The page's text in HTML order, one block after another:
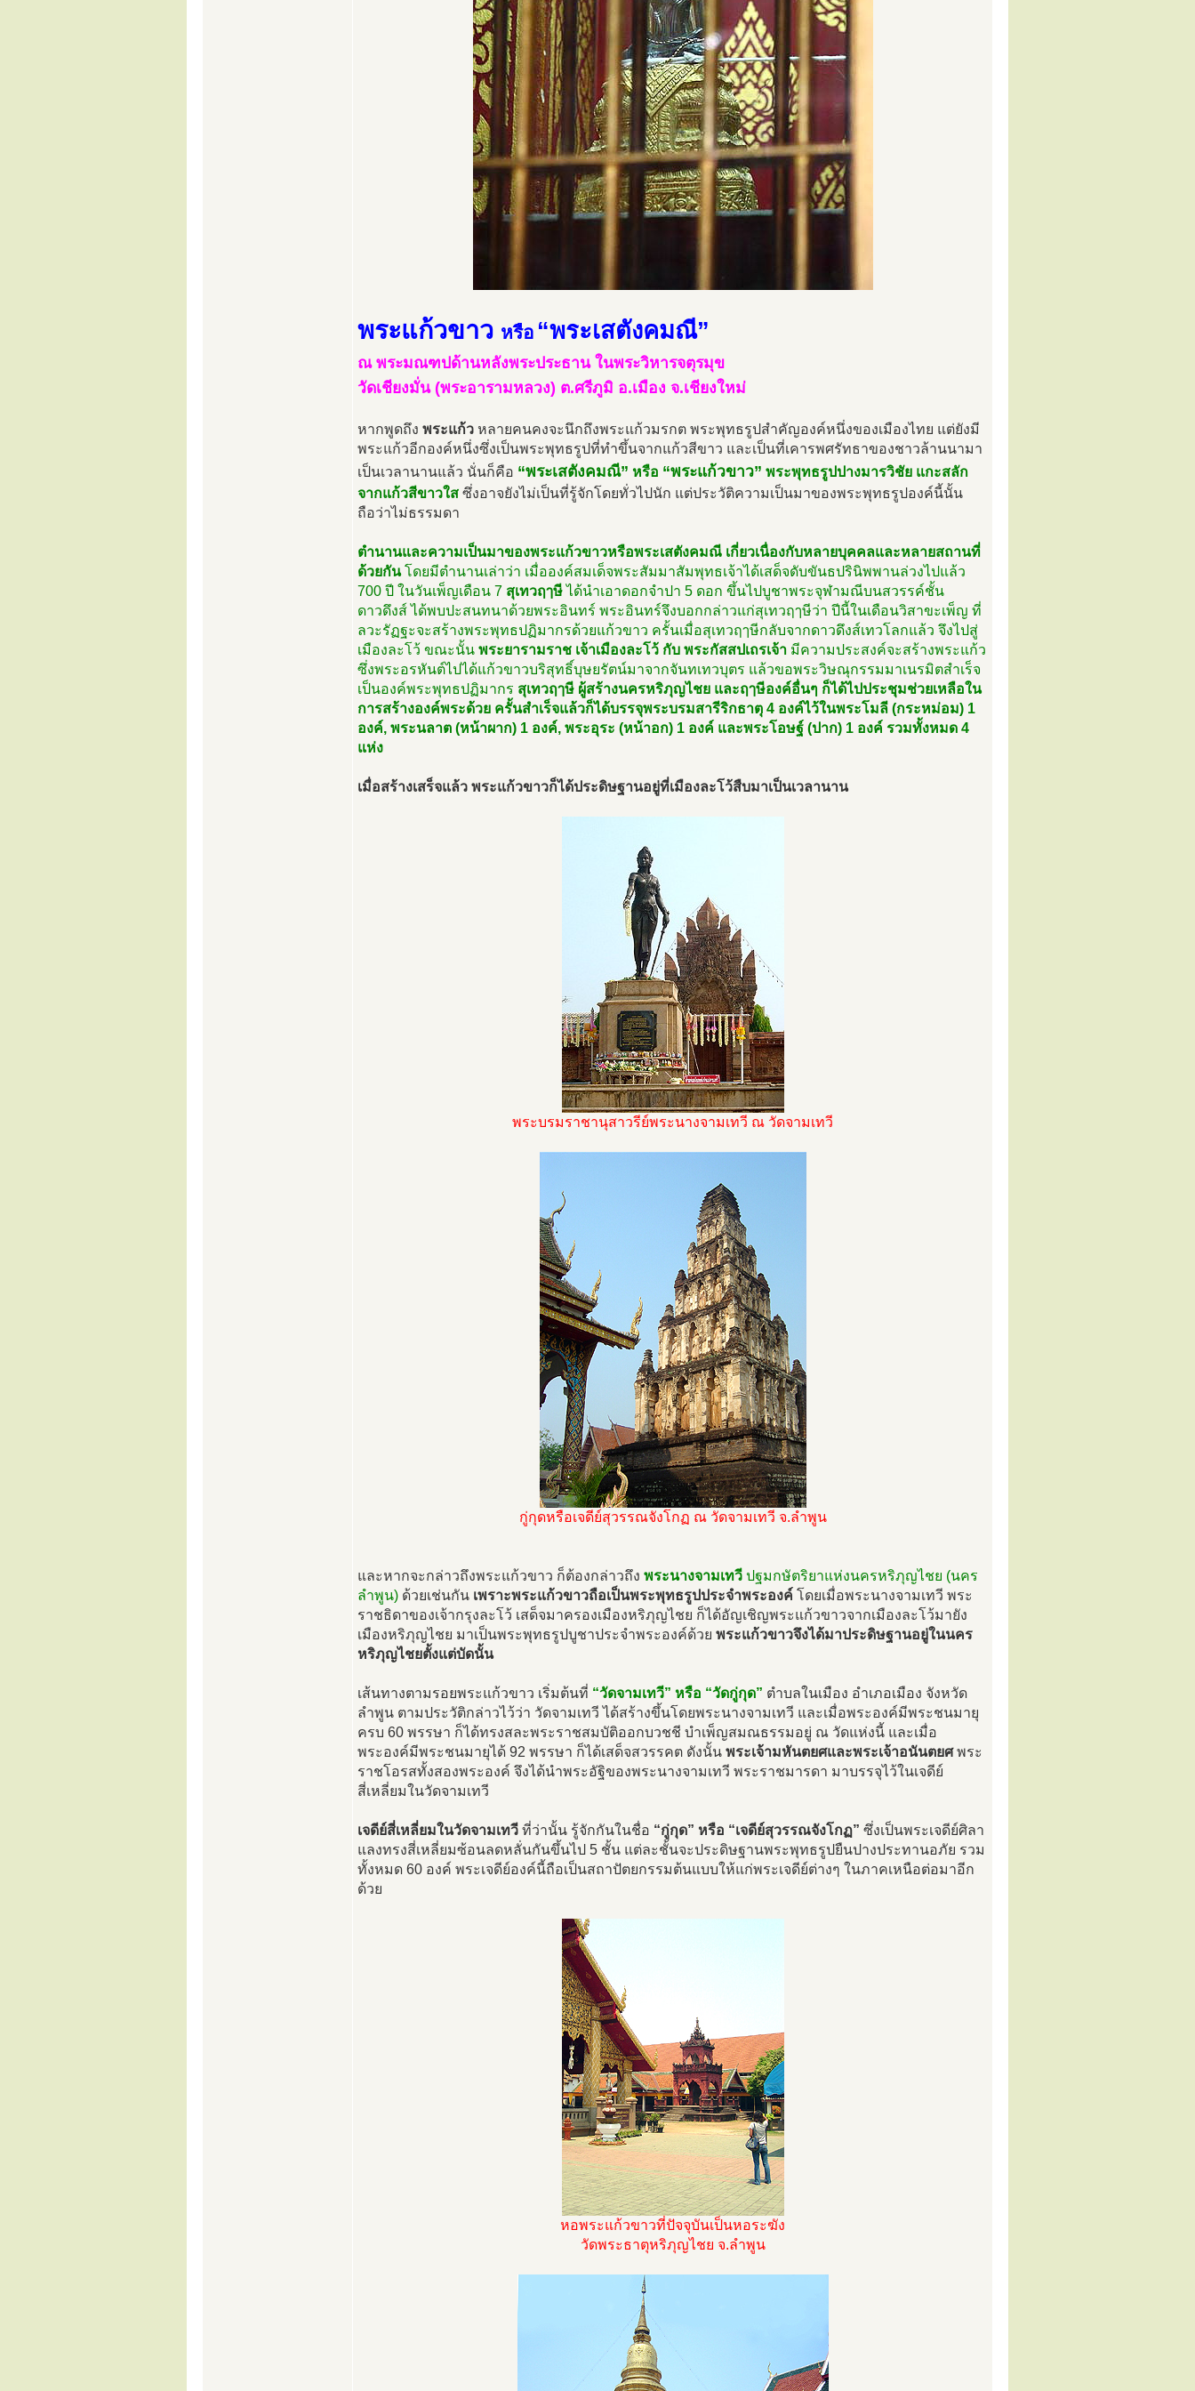
พระแก้วขาว หรือ “พระเสตังคมณี”
ณ พระมณฑปด้านหลังพระประธาน ในพระวิหารจตุรมุข
วัดเชียงมั่น (พระอารามหลวง) ต.ศรีภูมิ อ.เมือง จ.เชียงใหม่
หากพูดถึง พระแก้ว หลายคนคงจะนึกถึงพระแก้วมรกต พระพุทธรูปสำคัญองค์หนึ่งของเมืองไทย แต่ยังมี
พระแก้วอีกองค์หนึ่งซึ่งเป็นพระพุทธรูปที่ทำขึ้นจากแก้วสีขาว และเป็นที่เคารพศรัทธาของชาวล้านนามา
เป็นเวลานานแล้ว นั่นก็คือ “พระเสตังคมณี” หรือ “พระแก้วขาว” พระพุทธรูปปางมารวิชัย แกะสลัก
จากแก้วสีขาวใส ซึ่งอาจยังไม่เป็นที่รู้จักโดยทั่วไปนัก แต่ประวัติความเป็นมาของพระพุทธรูปองค์นี้นั้น
ถือว่าไม่ธรรมดา
ตำนานและความเป็นมาของพระแก้วขาวหรือพระเสตังคมณี เกี่ยวเนื่องกับหลายบุคคลและหลายสถานที่
ด้วยกันโดยมีตำนานเล่าว่า เมื่อองค์สมเด็จพระสัมมาสัมพุทธเจ้าได้เสด็จดับขันธปรินิพพานล่วงไปแล้ว
700 ปี ในวันเพ็ญเดือน 7 สุเทวฤๅษีได้นำเอาดอกจำปา 5 ดอก ขึ้นไปบูชาพระจุฬามณีบนสวรรค์ชั้น
ดาวดึงส์ ได้พบปะสนทนาด้วยพระอินทร์ พระอินทร์จึงบอกกล่าวแก่สุเทวฤๅษีว่า ปีนี้ในเดือนวิสาขะเพ็ญ ที่
ลวะรัฏฐะจะสร้างพระพุทธปฏิมากรด้วยแก้วขาว ครั้นเมื่อสุเทวฤๅษีกลับจากดาวดึงส์เทวโลกแล้ว จึงไปสู่
เมืองละโว้ ขณะนั้น พระยารามราช เจ้าเมืองละโว้ กับ พระกัสสปเถรเจ้า มีความประสงค์จะสร้างพระแก้ว
ซึ่งพระอรหันต์ไปได้แก้วขาวบริสุทธิ์บุษยรัตน์มาจากจันทเทวบุตร แล้วขอพระวิษณุกรรมมาเนรมิตสำเร็จ
เป็นองค์พระพุทธปฏิมากร สุเทวฤๅษี ผู้สร้างนครหริภุญไชย และฤๅษีองค์อื่นๆ ก็ได้ไปประชุมช่วยเหลือใน
การสร้างองค์พระด้วย ครั้นสำเร็จแล้วก็ได้บรรจุพระบรมสารีริกธาตุ 4 องค์ไว้ในพระโมลี (กระหม่อม) 1
องค์, พระนลาต (หน้าผาก) 1 องค์, พระอุระ (หน้าอก) 1 องค์ และพระโอษฐ์ (ปาก) 1 องค์ รวมทั้งหมด 4
แห่ง
เมื่อสร้างเสร็จแล้ว พระแก้วขาวก็ได้ประดิษฐานอยู่ที่เมืองละโว้สืบมาเป็นเวลานาน
พระบรมราชานุสาวรีย์พระนางจามเทวี ณ วัดจามเทวี
กู่กุดหรือเจดีย์สุวรรณจังโกฏ ณ วัดจามเทวี จ.ลำพูน
และหากจะกล่าวถึงพระแก้วขาว ก็ต้องกล่าวถึง พระนางจามเทวี ปฐมกษัตริยาแห่งนครหริภุญไชย (นคร
ลำพูน) ด้วยเช่นกัน เพราะพระแก้วขาวถือเป็นพระพุทธรูปประจำพระองค์ โดยเมื่อพระนางจามเทวี พระ
ราชธิดาของเจ้ากรุงละโว้ เสด็จมาครองเมืองหริภุญไชย ก็ได้อัญเชิญพระแก้วขาวจากเมืองละโว้มายัง
เมืองหริภุญไชย มาเป็นพระพุทธรูปบูชาประจำพระองค์ด้วย พระแก้วขาวจึงได้มาประดิษฐานอยู่ในนคร
หริภุญไชยตั้งแต่บัดนั้น
เส้นทางตามรอยพระแก้วขาว เริ่มต้นที่ “วัดจามเทวี” หรือ “วัดกู่กุด” ตำบลในเมือง อำเภอเมือง จังหวัด
ลำพูน ตามประวัติกล่าวไว้ว่า วัดจามเทวี ได้สร้างขึ้นโดยพระนางจามเทวี และเมื่อพระองค์มีพระชนมายุ
ครบ 60 พรรษา ก็ได้ทรงสละพระราชสมบัติออกบวชชี บำเพ็ญสมณธรรมอยู่ ณ วัดแห่งนี้ และเมื่อ
พระองค์มีพระชนมายุได้ 92 พรรษา ก็ได้เสด็จสวรรคต ดังนั้น พระเจ้ามหันตยศและพระเจ้าอนันตยศพระ
ราชโอรสทั้งสองพระองค์ จึงได้นำพระอัฐิของพระนางจามเทวี พระราชมารดา มาบรรจุไว้ในเจดีย์
สี่เหลี่ยมในวัดจามเทวี
เจดีย์สี่เหลี่ยมในวัดจามเทวี ที่ว่านั้น รู้จักกันในชื่อ “กู่กุด” หรือ “เจดีย์สุวรรณจังโกฏ” ซึ่งเป็นพระเจดีย์ศิลา
แลงทรงสี่เหลี่ยมซ้อนลดหลั่นกันขึ้นไป 5 ชั้น แต่ละชั้นจะประดิษฐานพระพุทธรูปยืนปางประทานอภัย รวม
ทั้งหมด 60 องค์ พระเจดีย์องค์นี้ถือเป็นสถาปัตยกรรมต้นแบบให้แก่พระเจดีย์ต่างๆ ในภาคเหนือต่อมาอีก
ด้วย
หอพระแก้วขาวที่ปัจจุบันเป็นหอระฆัง
วัดพระธาตุหริภุญไชย จ.ลำพูน